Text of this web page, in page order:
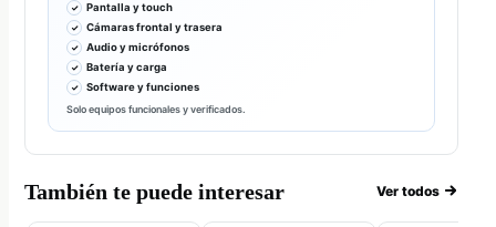
Pantalla y touch
Cámaras frontal y trasera
Audio y micrófonos
Batería y carga
Software y funciones
Solo equipos funcionales y verificados.
También te puede interesar Ver todos